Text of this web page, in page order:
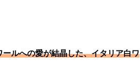
ルへの愛が結晶した、イタリア白ワ